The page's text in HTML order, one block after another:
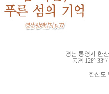
경남 통영시 한
동경 128° 33″/
한산도